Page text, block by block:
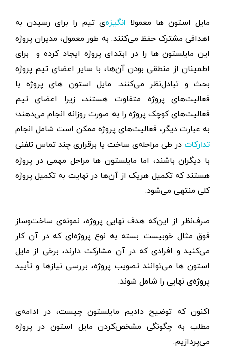
مایل استون ها معمولا انگیزه‌ی تیم را برای رسیدن به
اهدافی مشترک حفظ می‌کنند. به‌ طور معمول، مدیران پروژه
این مایلستون ها را در ابتدای پروژه ایجاد کرده و برای
اطمینان از منطقی بودن آن‌ها، با سایر اعضای تیم پروژه
بحث و تبادل‌نظر می‌کنند. مایل استون های پروژه با
فعالیت‌های پروژه متفاوت هستند، زیرا اعضای تیم
فعالیت‌های کوچک پروژه را به ‌صورت روزانه انجام می‌دهند؛
به‌ عبارت دیگر، فعالیت‌های پروژه ممکن است شامل انجام
تدارکات در طی مراحله‌ی ساخت یا برقراری چند تماس تلفنی
با دیگران باشند، اما مایلستون ها مراحل مهمی در پروژه
هستند که تکمیل هریک از آن‌ها در نهایت به تکمیل پروژه
کلی منتهی می‌شود.
صرف‌نظر از این‌که هدف نهایی پروژه، نمونه‌ی ساخت‌وساز
فوق مثال خوبیست. بسته به نوع پروژه‌ای که در آن کار
می‌کنید و افرادی که در آن مشارکت دارند، برخی از مایل
استون ها می‌توانند تصویب پروژه، بررسی نیازها و تأیید
پروژه‌ی نهایی را شامل شوند.
اکنون که توضیح دادیم مایلستون چیست، در ادامه‌ی
مطلب به چگونگی مشخص‌کردن مایل استون در پروژه
می‌پردازیم.